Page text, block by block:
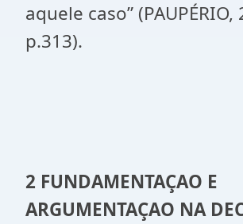
aquele caso” (PAUPÉRIO,
p.313).
2 FUNDAMENTAÇAO E
ARGUMENTAÇAO NA